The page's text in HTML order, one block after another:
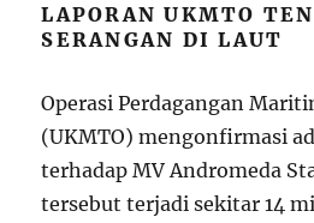
LAPORAN UKMTO
SERANGAN DI LAUT
Operasi Perdagangan
(UKMTO) mengonfirmasi
terhadap MV Andromeda
tersebut terjadi sekitar 14